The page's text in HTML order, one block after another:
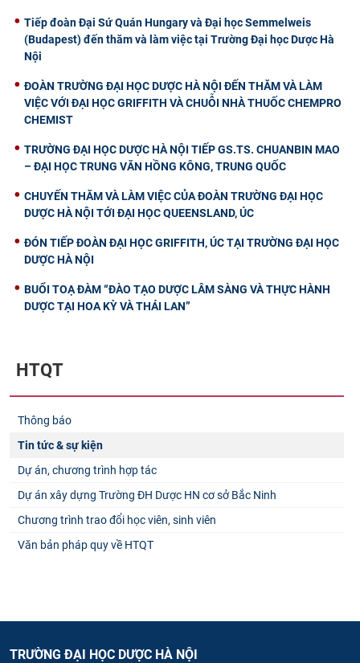
Tiếp đoàn Đại Sứ Quán Hungary và Đại học Semmelweis
(Budapest) đến thăm và làm việc tại Trường Đại học Dược Hà
Nội
ĐOÀN TRƯỜNG ĐẠI HỌC DƯỢC HÀ NỘI ĐẾN THĂM VÀ LÀM
VIỆC VỚI ĐẠI HỌC GRIFFITH VÀ CHUỖI NHÀ THUỐC CHEMPRO
CHEMIST
TRƯỜNG ĐẠI HỌC DƯỢC HÀ NỘI TIẾP GS.TS. CHUANBIN MAO
– ĐẠI HỌC TRUNG VĂN HỒNG KÔNG, TRUNG QUỐC
CHUYẾN THĂM VÀ LÀM VIỆC CỦA ĐOÀN TRƯỜNG ĐẠI HỌC
DƯỢC HÀ NỘI TỚI ĐẠI HỌC QUEENSLAND, ÚC
ĐÓN TIẾP ĐOÀN ĐẠI HỌC GRIFFITH, ÚC TẠI TRƯỜNG ĐẠI HỌC
DƯỢC HÀ NỘI
BUỔI TOẠ ĐÀM “ĐÀO TẠO DƯỢC LÂM SÀNG VÀ THỰC HÀNH
DƯỢC TẠI HOA KỲ VÀ THÁI LAN”
HTQT
Thông báo
Tin tức & sự kiện
Dự án, chương trình hợp tác
Dự án xây dựng Trường ĐH Dược HN cơ sở Bắc Ninh
Chương trình trao đổi học viên, sinh viên
Văn bản pháp quy về HTQT
TRƯỜNG ĐẠI HỌC DƯỢC HÀ NỘI